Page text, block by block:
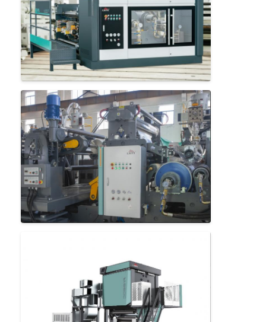
Sobre nós
Excursão da fábrica
Controle da qualidade
Contacte-nos
Notícia
Máquina de revestimento da laminação da extrusão
Máquina de estratificação da extrusão
máquina de estratificação do filme
Máquina da laminação do revestimento
Máquina de revestimento da extrusão